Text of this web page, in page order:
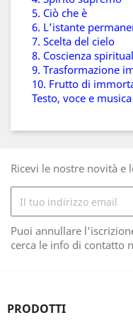
5. Ciò che è
6. L’istante
7. Scelta del cielo
8. Coscienza
9. Trasformazione
10. Frutto di
Testo, voce e
Ricevi le nostre novità e
Puoi annullare
cerca le info di contatto
PRODOTTI